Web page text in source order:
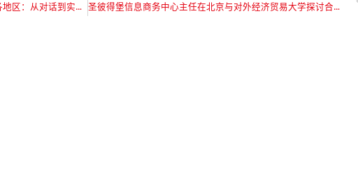
信息商务中心主任参加”圣彼得堡——中国各地区：从对话到实际项目”俄中商业论坛 圣彼得堡信息商务中心主任在北京与对外经济贸易大学探讨合作前景